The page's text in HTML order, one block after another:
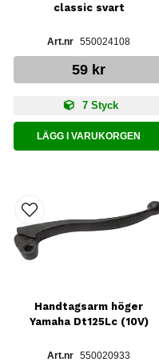
classic svart
550024108
59 kr
7 Styck
LÄGG I VARUKORGEN
Handtagsarm höger
Yamaha Dt125Lc (10V)
550020933